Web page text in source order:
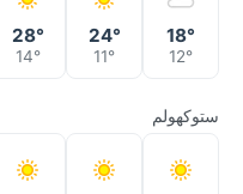
18°
12°
24°
11°
28°
14°
ستوكهولم